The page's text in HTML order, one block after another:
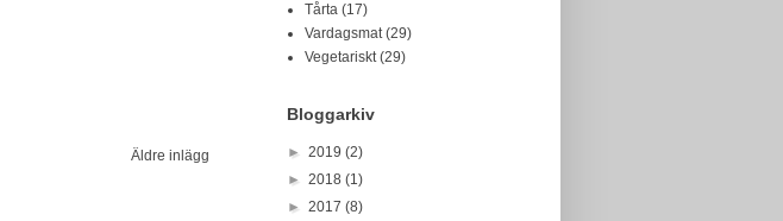
Äldre inlägg
Tårta (17)
Vardagsmat (29)
Vegetariskt (29)
Bloggarkiv
► 2019 (2)
► 2018 (1)
► 2017 (8)